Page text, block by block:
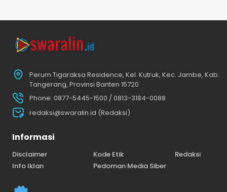
Perum Tigaraksa Residence, Kel. Kutruk, Kec. Jambe, Kab.
Tangerang, Provinsi Banten 15720
Phone: 0877-5445-1500 / 0813-3184-0088
redaksi@swaralin.id (Redaksi)
Informasi
Disclaimer Kode Etik
Redaksi
Info Iklan
Pedoman Media Siber